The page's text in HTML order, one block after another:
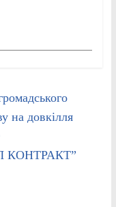
на довкілля
КОНТРАКТ”